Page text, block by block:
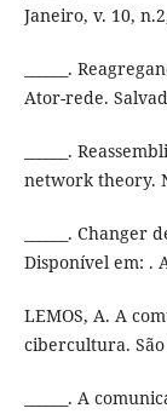
Janeiro, v. 10,
______.
Ator-rede.
______.
network theory.
______.
Disponível em: .
LEMOS, A. A
cibercultura.
______. A